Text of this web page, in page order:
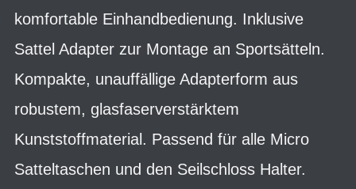
komfortable Einhandbedienung. Inklusive
Sattel Adapter zur Montage an Sportsätteln.
Kompakte, unauffällige Adapterform aus
robustem, glasfaserverstärktem
Kunststoffmaterial. Passend für alle Micro
Satteltaschen und den Seilschloss Halter.